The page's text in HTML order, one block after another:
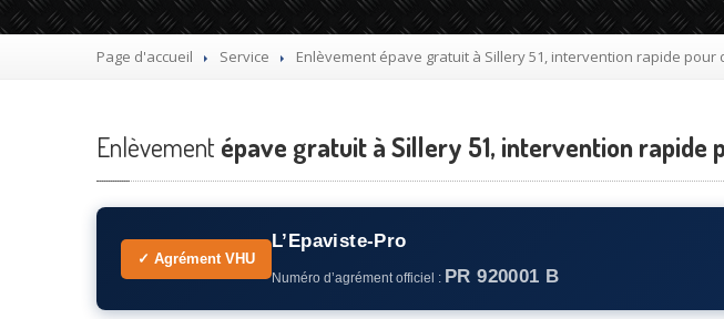
Page d'accueil Service Enlèvement épave gratuit à Sillery 51, intervention rapide
Enlèvement épave gratuit à Sillery 51, intervention rapide
✓ Agrément VHU
L’Epaviste-Pro
Numéro d’agrément officiel : PR 920001 B